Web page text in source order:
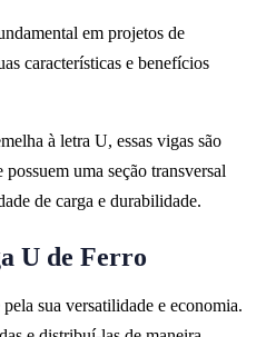
em projetos de
características e benefícios
à letra U, essas vigas são
uma seção transversal
de carga e durabilidade.
U de Ferro
sua versatilidade e economia.